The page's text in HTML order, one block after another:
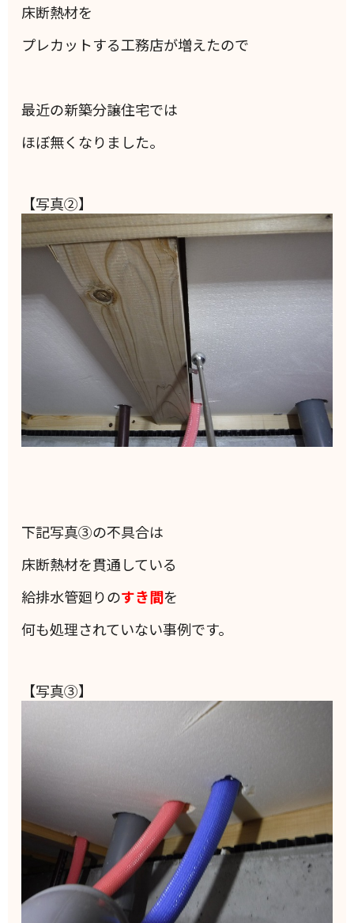
床断熱材を
プレカットする工務店が増えたので
最近の新築分譲住宅では
ほぼ無くなりました。
【写真②】
下記写真③の不具合は
床断熱材を貫通している
給排水管廻りのすき間を
何も処理されていない事例です。
【写真③】